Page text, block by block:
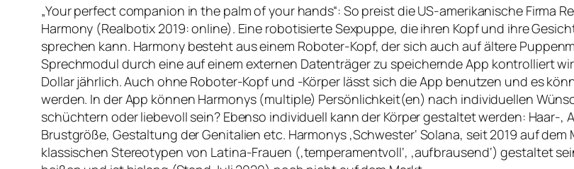
„Your perfect companion in the palm of your hands“: So preist die US-amerikanische Firma
Harmony (Realbotix 2019: online). Eine robotisierte Sexpuppe, die ihren Kopf und ihre
sprechen kann. Harmony besteht aus einem Roboter-Kopf, der sich auch auf ältere
Sprechmodul durch eine auf einem externen Datenträger zu speichernde App kontrolliert
Dollar jährlich. Auch ohne Roboter-Kopf und -Körper lässt sich die App benutzen und es
werden. In der App können Harmonys (multiple) Persönlichkeit(en) nach individuellen
schüchtern oder liebevoll sein? Ebenso individuell kann der Körper gestaltet werden: Haar-
Brustgröße, Gestaltung der Genitalien etc. Harmonys ‚Schwester‘ Solana, seit 2019 auf
klassischen Stereotypen von Latina-Frauen (‚temperamentvoll‘, ‚aufbrausend‘) gestaltet